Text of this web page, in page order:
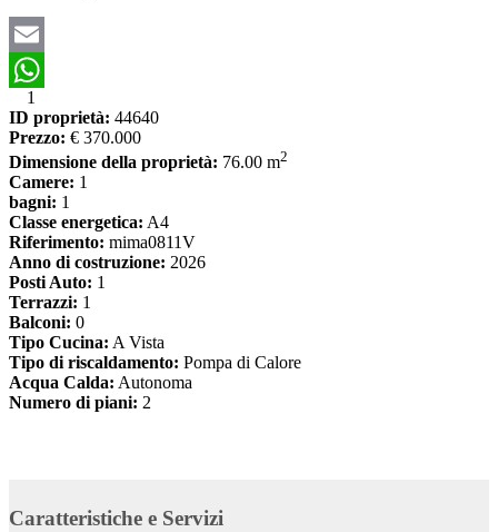
Email
WhatsApp
1
ID proprietà: 44640
Prezzo: € 370.000
Dimensione della proprietà: 76.00 m2
Camere: 1
bagni: 1
Classe energetica: A4
Riferimento: mima0811V
Anno di costruzione: 2026
Posti Auto: 1
Terrazzi: 1
Balconi: 0
Tipo Cucina: A Vista
Tipo di riscaldamento: Pompa di Calore
Acqua Calda: Autonoma
Numero di piani: 2
Caratteristiche e Servizi